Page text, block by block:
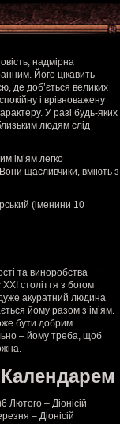
надмірна
Його цікавить
де доб’ється великих
і врівноважену
У разі будь-яких
людям слід
ім’ям легко
щасливчики, вміють з
(іменини 10
та виноробства
століття з богом
акуратний людина
йому разом з ім’ям.
бути добрим
– йому треба, щоб
Лютого – Діонісій
– Діонісій